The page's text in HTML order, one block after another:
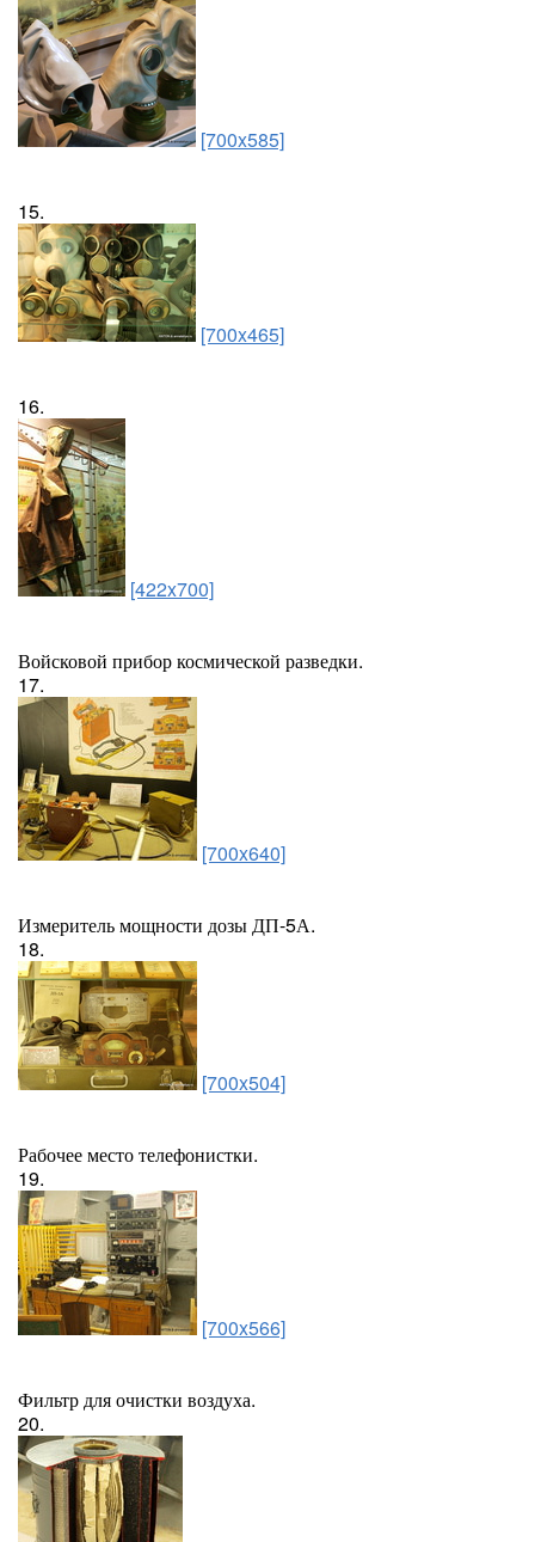
[700x585]
15.
[700x465]
16.
[422x700]
Войсковой прибор космической разведки.
17.
[700x640]
Измеритель мощности дозы ДП-5А.
18.
[700x504]
Рабочее место телефонистки.
19.
[700x566]
Фильтр для очистки воздуха.
20.